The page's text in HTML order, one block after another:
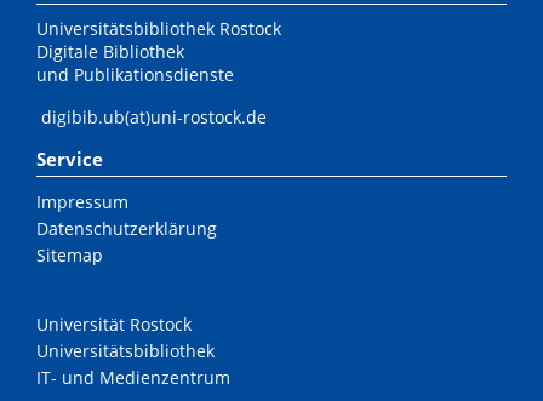
Universitätsbibliothek Rostock
Digitale Bibliothek
und Publikationsdienste
digibib.ub(at)uni-rostock.de
Service
Impressum
Datenschutzerklärung
Sitemap
Universität Rostock
Universitätsbibliothek
IT- und Medienzentrum